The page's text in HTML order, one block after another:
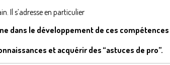
Il s’adresse en particulier
dans le développement de ces compétences
et acquérir des “astuces de pro”.